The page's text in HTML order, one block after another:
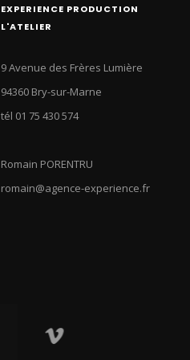
EXPERIENCE PRODUCTION
L'ATELIER
9 Avenue des Frères Lumière
94360 Bry-sur-Marne
tél 01 75 430 574
Romain PORENTRU
romain@agence-experience.fr